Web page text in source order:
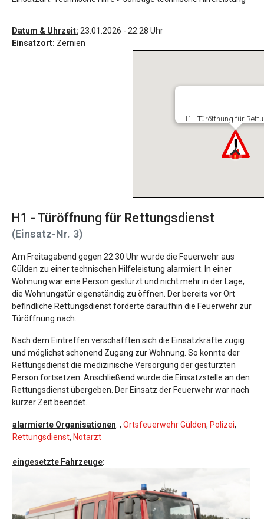
Datum & Uhrzeit: 23.01.2026 - 22:28 Uhr
Einsatzort: Zernien
H1 - Türöffnung für
H1 - Türöffnung für Rettungsdienst
(Einsatz-Nr. 3)
Am Freitagabend gegen 22:30 Uhr wurde die Feuerwehr aus
Gülden zu einer technischen Hilfeleistung alarmiert. In einer
Wohnung war eine Person gestürzt und nicht mehr in der Lage,
die Wohnungstür eigenständig zu öffnen. Der bereits vor Ort
befindliche Rettungsdienst forderte daraufhin die Feuerwehr zur
Türöffnung nach.
Nach dem Eintreffen verschafften sich die Einsatzkräfte zügig
und möglichst schonend Zugang zur Wohnung. So konnte der
Rettungsdienst die medizinische Versorgung der gestürzten
Person fortsetzen. Anschließend wurde die Einsatzstelle an den
Rettungsdienst übergeben. Der Einsatz der Feuerwehr war nach
kurzer Zeit beendet.
alarmierte Organisationen: , Ortsfeuerwehr Gülden, Polizei,
Rettungsdienst, Notarzt
eingesetzte Fahrzeuge: